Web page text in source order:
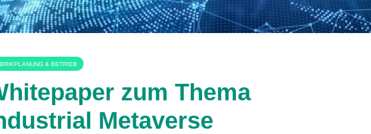
& BETRIEB
zum Thema
Metaverse